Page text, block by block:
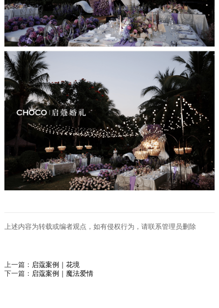
上述内容为转载或编者观点，如有侵权行为，请联系管理员删除
上一篇： 启蔻案例｜花境
下一篇： 启蔻案例｜魔法爱情